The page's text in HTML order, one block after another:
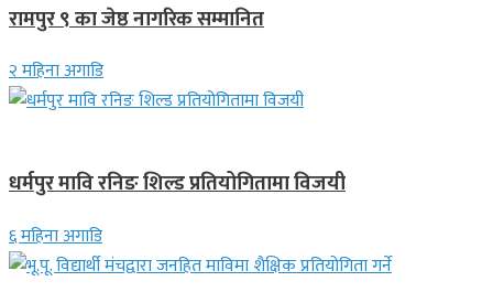
रामपुर ९ का जेष्ठ नागरिक सम्मानित
२ महिना अगाडि
धर्मपुर मावि रनिङ शिल्ड प्रतियोगितामा विजयी
६ महिना अगाडि